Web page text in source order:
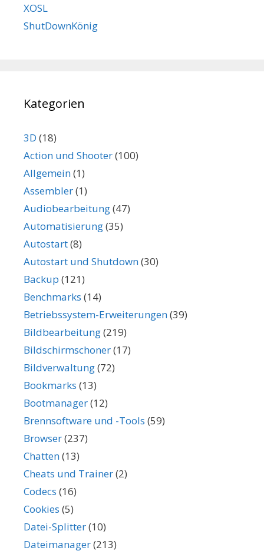
XOSL
ShutDownKönig
Kategorien
3D (18)
Action und Shooter(100)
Allgemein(1)
Assembler(1)
Audiobearbeitung(47)
Automatisierung(35)
Autostart(8)
Autostart und Shutdown(30)
Backup (121)
Benchmarks (14)
Betriebssystem-Erweiterungen(39)
Bildbearbeitung(219)
Bildschirmschoner(17)
Bildverwaltung(72)
Bookmarks (13)
Bootmanager(12)
Brennsoftware und -Tools (59)
Browser(237)
Chatten(13)
Cheats und Trainer(2)
Codecs (16)
Cookies (5)
Datei-Splitter(10)
Dateimanager(213)